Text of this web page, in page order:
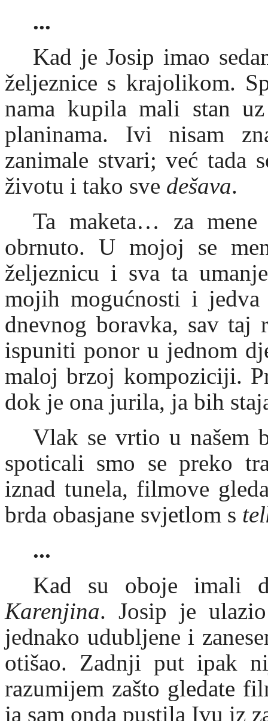
...
Kad je Josip imao
željeznice s krajolikom.
nama kupila mali stan
planinama. Ivi nisam
zanimale stvari; već tada
životu i tako sve dešava.
Ta maketa… za
obrnuto. U mojoj se
željeznicu i sva ta
mojih mogućnosti i jedva
dnevnog boravka, sav
ispuniti ponor u jednom
maloj brzoj kompoziciji.
dok je ona jurila, ja bih
Vlak se vrtio u našem
spoticali smo se preko
iznad tunela, filmove
brda obasjane svjetlom s
...
Kad su oboje imali
Karenjina. Josip je
jednako udubljene i
otišao. Zadnji put ipak
razumijem zašto gledate
ja sam onda pustila Ivu iz